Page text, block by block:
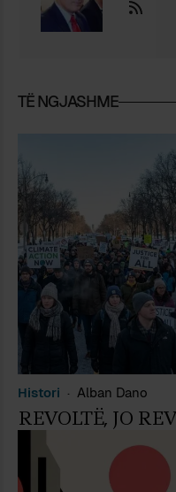
TË NGJASHME
Histori Alban Dano
REVOLTË, JO